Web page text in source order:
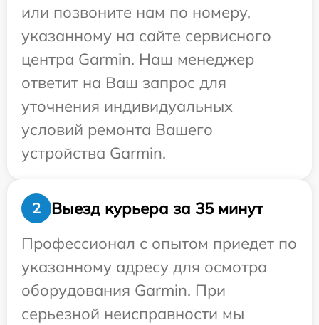
или позвоните нам по номеру,
указанному на сайте сервисного
центра Garmin. Наш менеджер
ответит на Ваш запрос для
уточнения индивидуальных
условий ремонта Вашего
устройства Garmin.
2
Выезд курьера за 35 минут
Профессионал с опытом приедет по
указанному адресу для осмотра
оборудования Garmin. При
серьезной неисправности мы